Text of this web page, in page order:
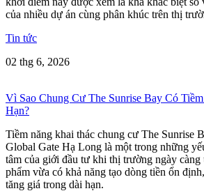
của nhiều dự án cùng phân khúc trên thị
Tin tức
02 thg 6, 2026
Vì Sao Chung Cư The Sunrise Bay Có
Hạn?
Tiềm năng khai thác chung cư The Sunrise
Global Gate Hạ Long là một trong những
tâm của giới đầu tư khi thị trường ngày càng
phẩm vừa có khả năng tạo dòng tiền ổn
tăng giá trong dài hạn.